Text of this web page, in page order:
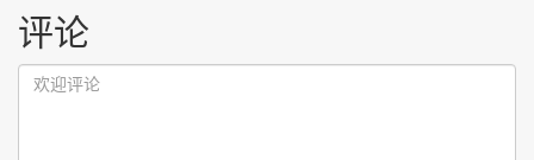
评论